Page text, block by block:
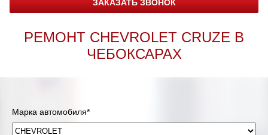
ЗАКАЗАТЬ ЗВОНОК
РЕМОНТ CHEVROLET CRUZE В
ЧЕБОКСАРАХ
Марка автомобиля*